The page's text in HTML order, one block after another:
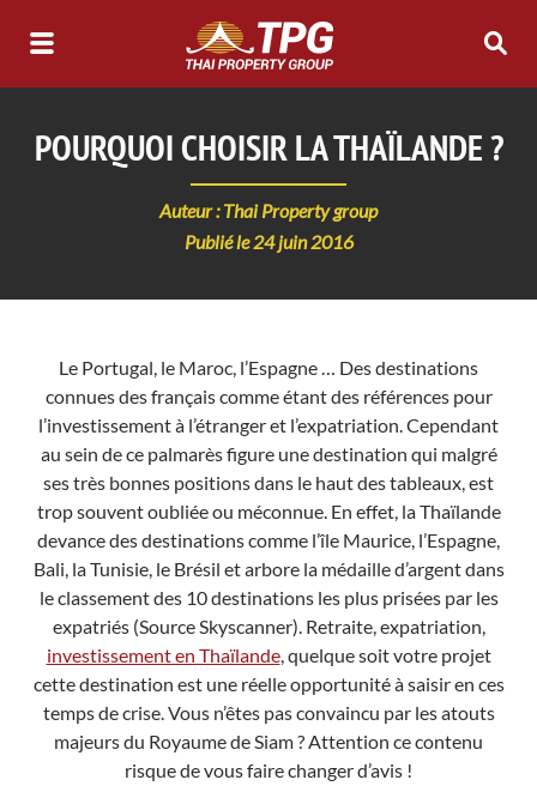
POURQUOI CHOISIR LA THAÏLANDE ?
Auteur : Thai Property group
Publié le 24 juin 2016
Le Portugal, le Maroc, l’Espagne … Des destinations
connues des français comme étant des références pour
l’investissement à l’étranger et l’expatriation. Cependant
au sein de ce palmarès figure une destination qui malgré
ses très bonnes positions dans le haut des tableaux, est
trop souvent oubliée ou méconnue. En effet, la Thaïlande
devance des destinations comme l’île Maurice, l’Espagne,
Bali, la Tunisie, le Brésil et arbore la médaille d’argent dans
le classement des 10 destinations les plus prisées par les
expatriés (Source Skyscanner). Retraite, expatriation,
investissement en Thaïlande, quelque soit votre projet
cette destination est une réelle opportunité à saisir en ces
temps de crise. Vous n’êtes pas convaincu par les atouts
majeurs du Royaume de Siam ? Attention ce contenu
risque de vous faire changer d’avis !